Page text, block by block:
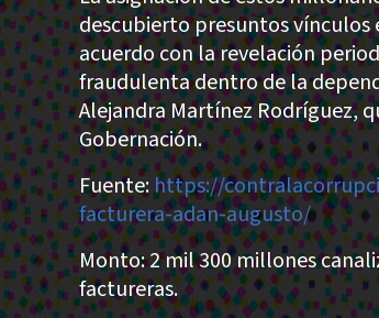
descubierto presuntos vínculos
acuerdo con la revelación
fraudulenta dentro de la
Alejandra Martínez Rodríguez,
Gobernación.
Fuente:https://
facturera-adan-augusto/
Monto: 2 mil 300 millones
factureras.